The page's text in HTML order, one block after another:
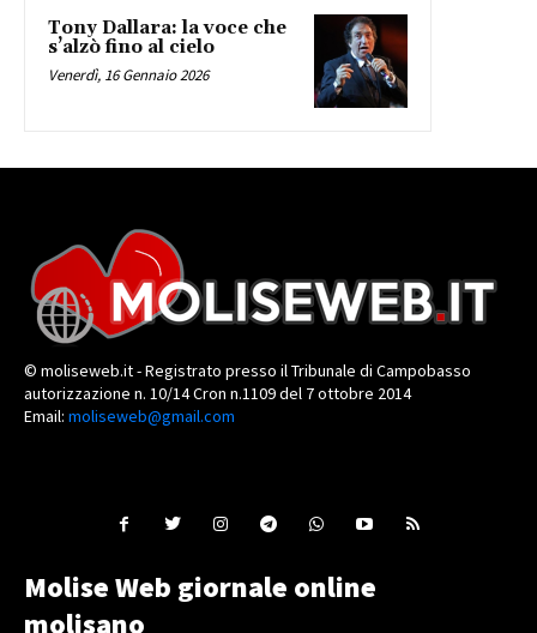
Tony Dallara: la voce che
s’alzò fino al cielo
Venerdì, 16 Gennaio 2026
© moliseweb.it - Registrato presso il Tribunale di Campobasso
autorizzazione n. 10/14 Cron n.1109 del 7 ottobre 2014
Email: moliseweb@gmail.com
Molise Web giornale online
molisano